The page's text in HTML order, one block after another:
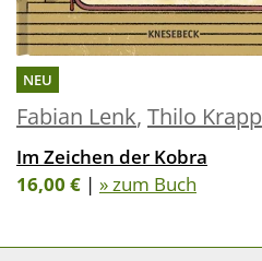
NEU
Fabian Lenk, Thilo Krapp
Im Zeichen der Kobra
16,00 € | » zum Buch